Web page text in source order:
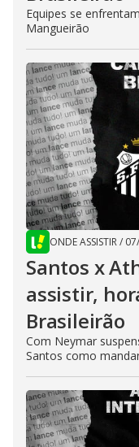
Equipes se
Mangueirão
ONDE ASSISTIR/
Santos x
assistir,
Brasileirão
Com Neymar
Santos como